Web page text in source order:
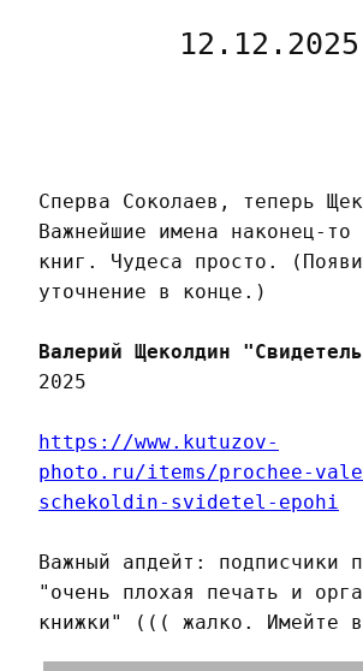
12.12.2025
Сперва Соколаев, теперь
Важнейшие имена наконец-то
книг. Чудеса просто.
уточнение в конце.)
Валерий Щеколдин
2025
https://www.kutuzov-
photo.ru/items/prochee-
schekoldin-svidetel-epohi
Важный апдейт: подписчики
"очень плохая печать и
книжки" ((( жалко. Имейте